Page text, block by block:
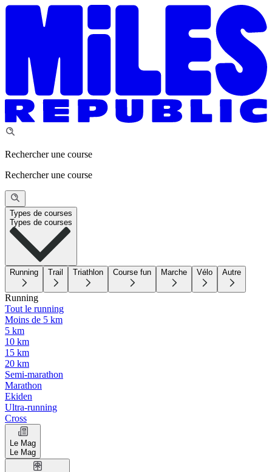
Rechercher une course
Rechercher une course
Types de courses
Types de courses
Running Trail Triathlon Course fun Marche Vélo Autre
Running
Tout le running
Moins de 5 km
5 km
10 km
15 km
20 km
Semi-marathon
Marathon
Ekiden
Ultra-running
Cross
Le Mag
Le Mag